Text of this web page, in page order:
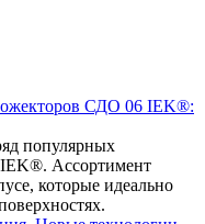
СДО 06 IEK®:
популярных
Ассортимент
которые идеально